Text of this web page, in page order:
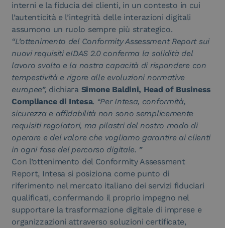
interni e la fiducia dei clienti, in un contesto in cui
l’autenticità e l’integrità delle interazioni digitali
assumono un ruolo sempre più strategico.
“L’ottenimento del Conformity Assessment Report sui
nuovi requisiti eIDAS 2.0 conferma la solidità del
lavoro svolto e la nostra capacità di rispondere con
tempestività e rigore alle evoluzioni normative
europee”, dichiara Simone Baldini, Head of Business
Compliance di Intesa. “Per Intesa, conformità,
sicurezza e affidabilità non sono semplicemente
requisiti regolatori, ma pilastri del nostro modo di
operare e del valore che vogliamo garantire ai clienti
in ogni fase del percorso digitale. ”
Con l’ottenimento del Conformity Assessment
Report, Intesa si posiziona come punto di
riferimento nel mercato italiano dei servizi fiduciari
qualificati, confermando il proprio impegno nel
supportare la trasformazione digitale di imprese e
organizzazioni attraverso soluzioni certificate,